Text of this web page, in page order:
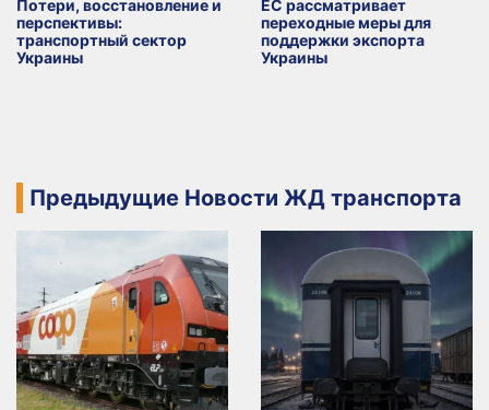
Потери, восстановление и
перспективы:
транспортный сектор
Украины
ЕС рассматривает
переходные меры для
поддержки экспорта
Украины
Предыдущие Новости ЖД транспорта